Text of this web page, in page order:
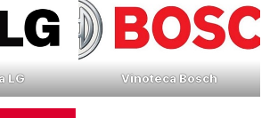
LG Vinoteca Bosch